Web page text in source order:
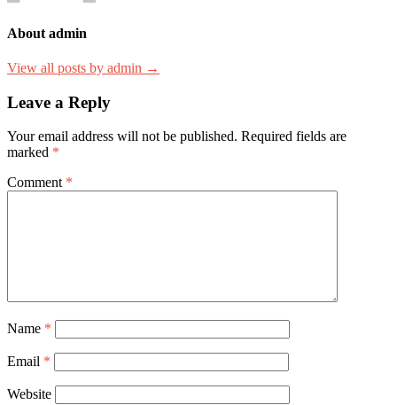
About admin
View all posts by admin →
Leave a Reply
Your email address will not be published. Required fields are
marked *
Comment *
Name *
Email *
Website